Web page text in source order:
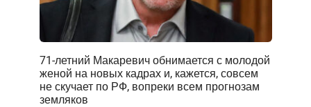
71-летний Макаревич обнимается с молодой
женой на новых кадрах и, кажется, совсем
не скучает по РФ, вопреки всем прогнозам
земляков